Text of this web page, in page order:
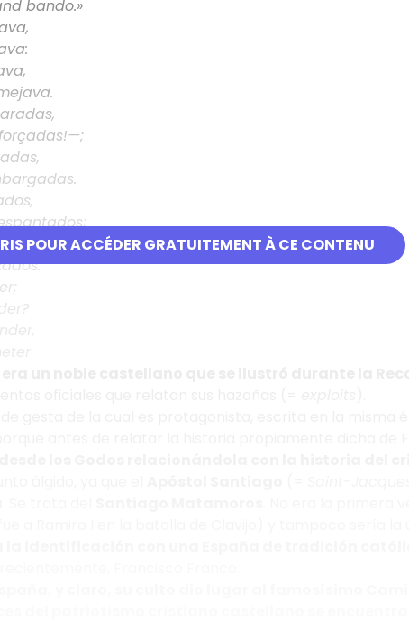
POUR ACCÉDER GRATUITEMENT À CE CONTENU
bando.»